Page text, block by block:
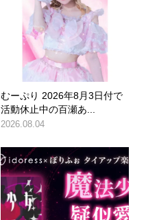
むーぷり 2026年8月3日付で
活動休止中の百瀬あ...
2026.08.04